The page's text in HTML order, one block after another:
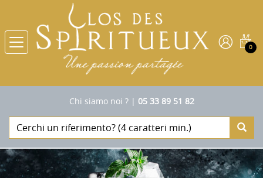
0
Chi siamo noi ?| 05 33 89 51 82